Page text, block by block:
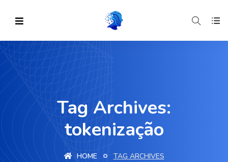
Tag Archives:
tokenização
HOME TAG ARCHIVES